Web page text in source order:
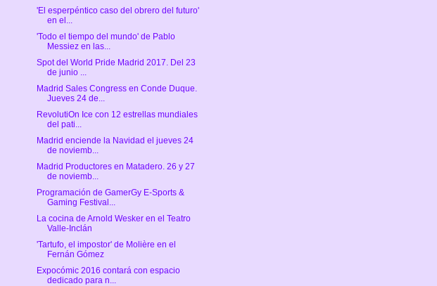
'El esperpéntico caso del obrero del futuro'
en el...
'Todo el tiempo del mundo' de Pablo
Messiez en las...
Spot del World Pride Madrid 2017. Del 23
de junio ...
Madrid Sales Congress en Conde Duque.
Jueves 24 de...
RevolutiOn Ice con 12 estrellas mundiales
del pati...
Madrid enciende la Navidad el jueves 24
de noviemb...
Madrid Productores en Matadero. 26 y 27
de noviemb...
Programación de GamerGy E-Sports &
Gaming Festival...
La cocina de Arnold Wesker en el Teatro
Valle-Inclán
'Tartufo, el impostor' de Molière en el
Fernán Gómez
Expocómic 2016 contará con espacio
dedicado para n...